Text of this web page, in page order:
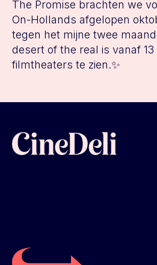
The Promise brachten we
On-Hollands afgelopen
tegen het mijne twee
desert of the real is vanaf
filmtheaters te zien.✨